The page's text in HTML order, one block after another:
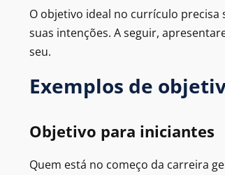
O objetivo ideal no currículo
suas intenções. A seguir,
seu.
Exemplos de
Objetivo para iniciantes
Quem está no começo da carreira